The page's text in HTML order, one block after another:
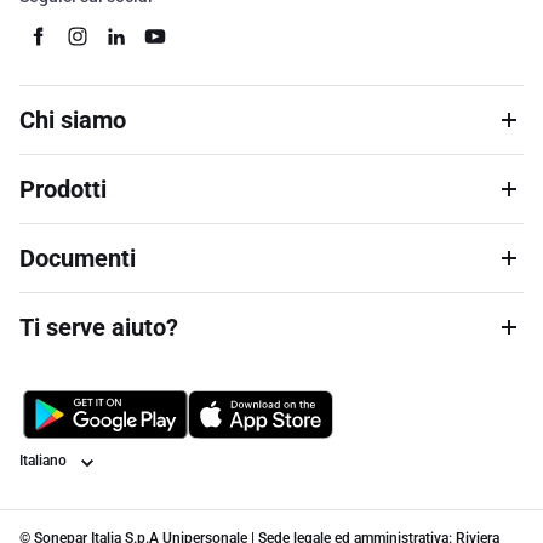
Chi siamo
Prodotti
Documenti
Ti serve aiuto?
Lingua
© Sonepar Italia S.p.A Unipersonale | Sede legale ed amministrativa: Riviera